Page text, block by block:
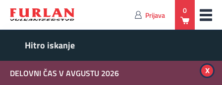
Prijava 0
DELOVNI ČAS V AVGUSTU 2026
x